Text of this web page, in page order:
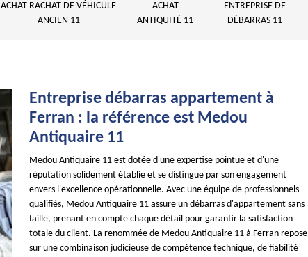
ACHAT RACHAT DE VÉHICULE
ANCIEN 11
ACHAT
ANTIQUITÉ 11
ENTREPRISE DE
DÉBARRAS 11
Entreprise débarras appartement à
Ferran : la référence est Medou
Antiquaire 11
Medou Antiquaire 11 est dotée d'une expertise pointue et d'une
réputation solidement établie et se distingue par son engagement
envers l'excellence opérationnelle. Avec une équipe de professionnels
qualifiés, Medou Antiquaire 11 assure un débarras d'appartement sans
faille, prenant en compte chaque détail pour garantir la satisfaction
totale du client. La renommée de Medou Antiquaire 11 à Ferran repose
sur une combinaison judicieuse de compétence technique, de fiabilité